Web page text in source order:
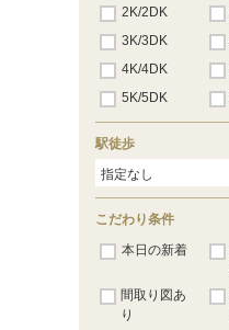
2K/2DK
3K/3DK
4K/4DK
5K/5DK
駅徒歩
こだわり条件
本日の新着
間取り図あ
り